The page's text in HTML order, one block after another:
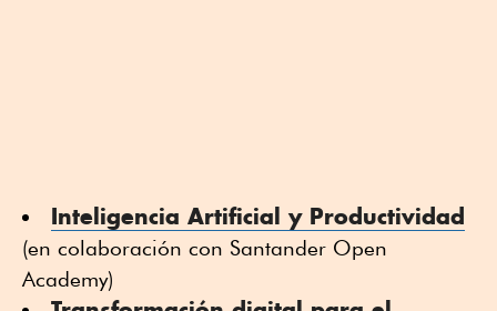
Inteligencia Artificial y Productividad
(en colaboración con Santander Open
Academy)